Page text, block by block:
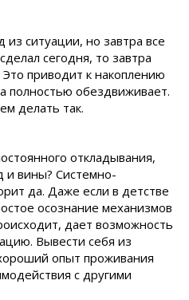
ситуации, но завтра все
сегодня, то завтра
приводит к накоплению
полностью обездвиживает.
делать так.
откладывания,
вины? Системно-
да. Даже если в детстве
осознание механизмов
дает возможность
Вывести себя из
опыт проживания
с другими